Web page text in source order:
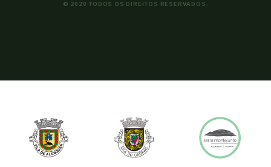
© 2020 TODOS OS DIREITOS RESERVADOS.